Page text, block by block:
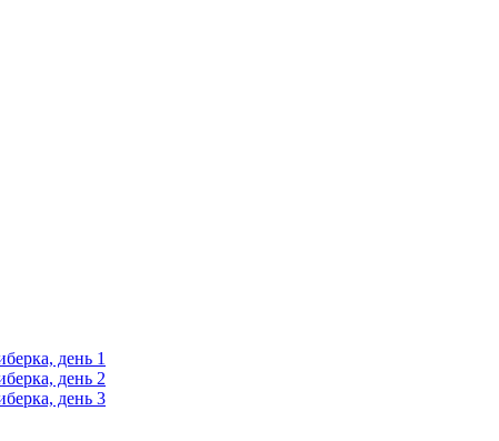
день 1
день 2
день 3